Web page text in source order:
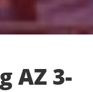
3-